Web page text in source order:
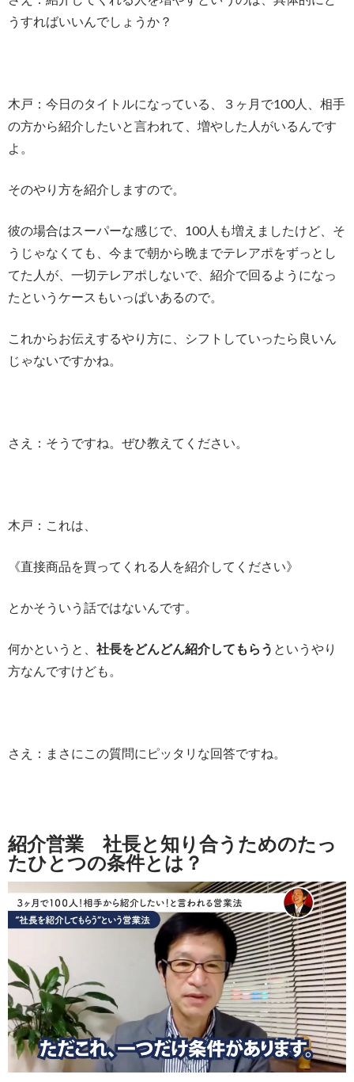
うすればいいんでしょうか？
木戸：今日のタイトルになっている、３ヶ月で100人、相手
の方から紹介したいと言われて、増やした人がいるんです
よ。
そのやり方を紹介しますので。
彼の場合はスーパーな感じで、100人も増えましたけど、そ
うじゃなくても、今まで朝から晩までテレアポをずっとし
てた人が、一切テレアポしないで、紹介で回るようになっ
たというケースもいっぱいあるので。
これからお伝えするやり方に、シフトしていったら良いん
じゃないですかね。
さえ：そうですね。ぜひ教えてください。
木戸：これは、
《直接商品を買ってくれる人を紹介してください》
とかそういう話ではないんです。
何かというと、 社長をどんどん紹介してもらう というやり
方なんですけども。
さえ：まさにこの質問にピッタリな回答ですね。
紹介営業 社長と知り合うためのたっ
たひとつの条件とは？